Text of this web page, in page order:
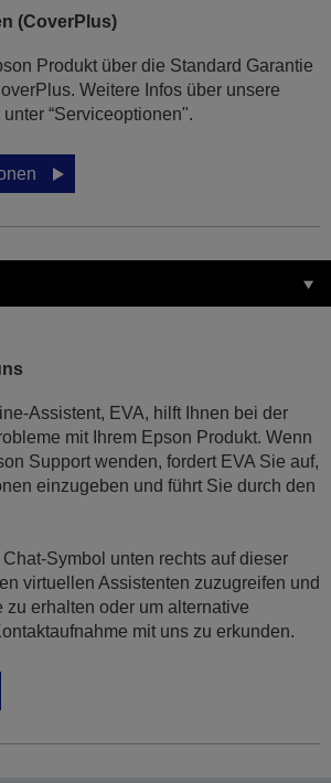
(CoverPlus)
Produkt über die Standard Garantie
Weitere Infos über unsere
“Serviceoptionen".
Assistent, EVA, hilft Ihnen bei der
mit Ihrem Epson Produkt. Wenn
Support wenden, fordert EVA Sie auf,
einzugeben und führt Sie durch den
Symbol unten rechts auf dieser
virtuellen Assistenten zuzugreifen und
zu erhalten oder um alternative
mit uns zu erkunden.